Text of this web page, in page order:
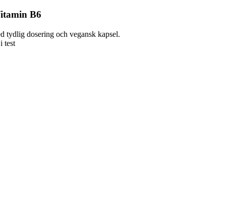
B6
tydlig dosering och vegansk kapsel.